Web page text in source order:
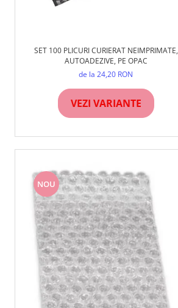
SET 100 PLICURI CURIERAT NEIMPRIMATE,
AUTOADEZIVE, PE OPAC
de la 24,20 RON
VEZI VARIANTE
NOU